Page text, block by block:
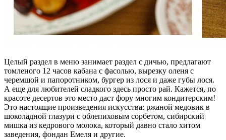
Целый раздел в меню занимает раздел с дичью, предлагают
томленого 12 часов кабана с фасолью, вырезку оленя с
черемшой и папоротником, бургер из лося и даже губы лося.
А еще для любителей сладкого здесь просто рай. Кажется, по
красоте десертов это место даст фору многим кондитерским!
Это настоящие произведения искусства: ржаной медовик в
шоколадной глазури с облепиховым сорбетом, сибирский
мишка из кедрового молока, который давно стало хитом
заведения, фондан Емеля и другие.